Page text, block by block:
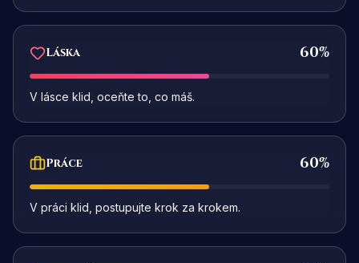
Láska 60%
V lásce klid, oceňte to, co máš.
Práce 60%
V práci klid, postupujte krok za krokem.